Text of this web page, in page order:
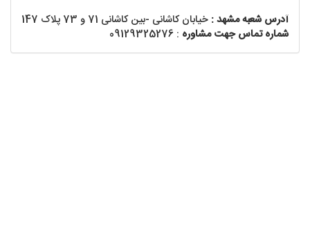
آدرس شعبه مشهد : خیابان کاشانی -بین کاشانی 71 و 73 پلاک 147
شماره تماس جهت مشاوره : 09129325276